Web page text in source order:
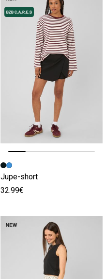
Image précédente
Image suivante
Jupe-short
32.99€